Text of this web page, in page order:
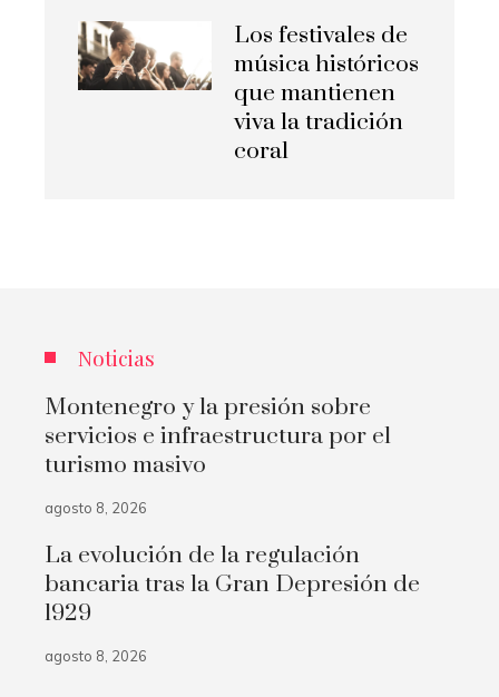
Los festivales de
música históricos
que mantienen
viva la tradición
coral
Noticias
Montenegro y la presión sobre
servicios e infraestructura por el
turismo masivo
agosto 8, 2026
La evolución de la regulación
bancaria tras la Gran Depresión de
1929
agosto 8, 2026